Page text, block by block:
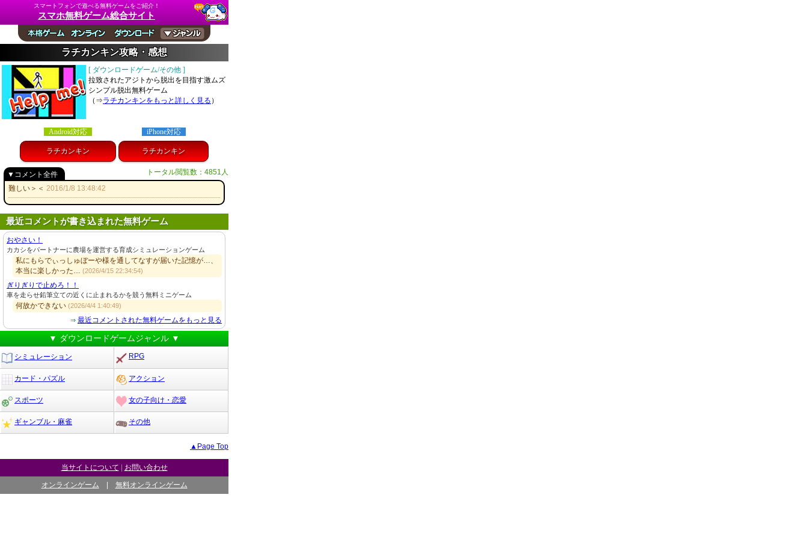
スマートフォンで遊べる無料ゲームをご紹介！
スマホ無料ゲーム総合サイト
ラチカンキン攻略・感想
[ ダウンロードゲーム/その他 ]
拉致されたアジトから脱出を目指す激ムズ
シンプル脱出無料ゲーム
（⇒ラチカンキンをもっと詳しく見る ）
Android対応
ラチカンキン
iPhone対応
ラチカンキン
トータル閲覧数：4851人
▼コメント全件
難しい＞＜ 2016/1/8 13:48:42
最近コメントが書き込まれた無料ゲーム
おやさい！
カカシをパートナーに農場を運営する育成シミュレーションゲーム
私にもらでぃっしゅぼーや様を通してなすが届いた記憶が…、
本当に楽しかった… (2026/4/15 22:34:54)
ぎりぎりで止めろ！！
車を走らせ鉛筆立ての近くに止まれるかを競う無料ミニゲーム
何故かできない (2026/4/4 1:40:49)
⇒ 最近コメントされた無料ゲームをもっと見る
▼ ダウンロードゲームジャンル ▼
シミュレーション RPG
カード・パズル アクション
スポーツ 女の子向け・恋愛
ギャンブル・麻雀 その他
▲Page Top
当サイトについて お問い合わせ
オンラインゲーム 無料オンラインゲーム